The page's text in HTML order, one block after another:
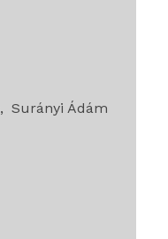
Surányi Ádám